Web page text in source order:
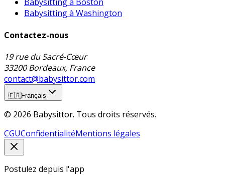
Babysitting à Boston
Babysitting à Washington
Contactez-nous
19 rue du Sacré-Cœur
33200 Bordeaux, France
contact@babysittor.com
🇫🇷Français
© 2026 Babysittor. Tous droits réservés.
CGUConfidentialitéMentions légales
Postulez depuis l'app